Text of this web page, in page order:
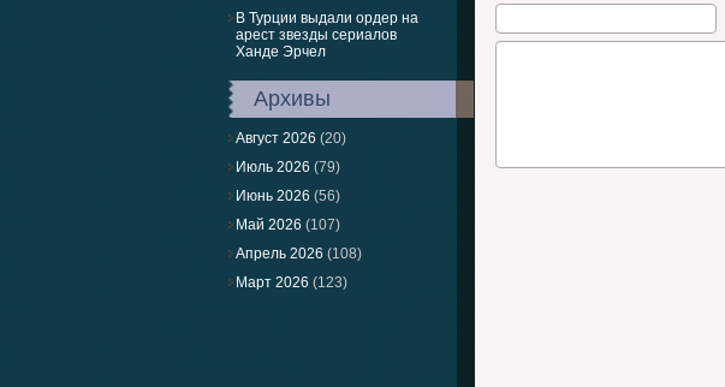
В Турции выдали ордер на
арест звезды сериалов
Ханде Эрчел
Архивы
Август 2026 (20)
Июль 2026 (79)
Июнь 2026 (56)
Май 2026 (107)
Апрель 2026 (108)
Март 2026 (123)